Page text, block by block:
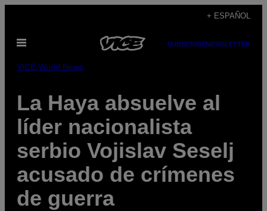
contenido
+ ESPAÑOL
Abrir
SUBSCRIBENEWSLETTER
VICE World News
La Haya absuelve al
líder nacionalista
serbio Vojislav Seselj
acusado de crímenes
de guerra